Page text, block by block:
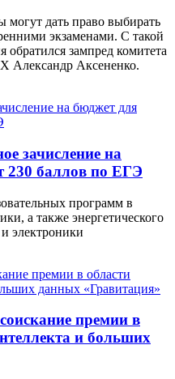
дать право выбирать
экзаменами. С такой
зампред комитета
Александр Аксененко.
зачисление на
230 баллов по ЕГЭ
программ в
а также энергетического
электроники
премии в
и больших